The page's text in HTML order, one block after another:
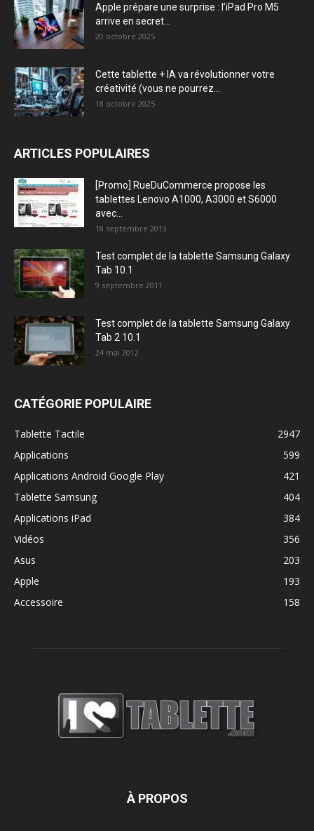
Apple prépare une surprise : l’iPad Pro M5
arrive en secret...
20 octobre 2025
Cette tablette + IA va révolutionner votre
créativité (vous ne pourrez...
18 octobre 2025
ARTICLES POPULAIRES
[Promo] RueDuCommerce propose les
tablettes Lenovo A1000, A3000 et S6000
avec...
18 septembre 2013
Test complet de la tablette Samsung Galaxy
Tab 10.1
9 septembre 2011
Test complet de la tablette Samsung Galaxy
Tab 2 10.1
24 mai 2012
CATÉGORIE POPULAIRE
Tablette Tactile
2947
Applications
599
Applications Android Google Play
421
Tablette Samsung
404
Applications iPad
384
Vidéos
356
Asus
203
Apple
193
Accessoire
158
À PROPOS